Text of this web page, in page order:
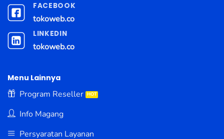
FACEBOOK
tokoweb.co
LINKEDIN
tokoweb.co
Menu Lainnya
Program Reseller
Info Magang
Persyaratan Layanan